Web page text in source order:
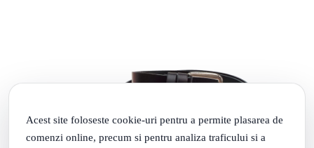
Acest site foloseste cookie-uri pentru a permite plasarea de
comenzi online, precum si pentru analiza traficului si a